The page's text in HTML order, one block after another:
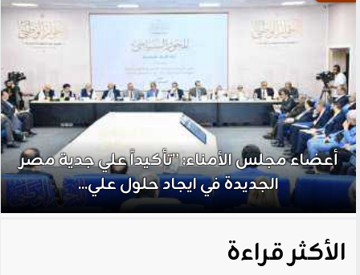
أعضاء مجلس الأمناء: ”تأكيداً علي جدية مصر
الجديدة في ايجاد حلول علي...
الأكثر قراءة